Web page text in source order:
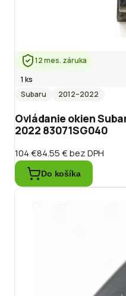
12 mes. záruka
1 ks
Subaru
2012–2022
Ovládanie okien
2022 83071SG040
104 €84.55 €bez DPH
Do košíka